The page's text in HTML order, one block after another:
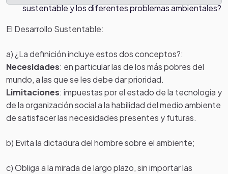
sustentable y los diferentes problemas ambientales?
El Desarrollo Sustentable:
a) ¿La definición incluye estos dos conceptos?:
Necesidades: en particular las de los más pobres del
mundo, a las que se les debe dar prioridad.
Limitaciones: impuestas por el estado de la tecnología y
de la organización social a la habilidad del medio ambiente
de satisfacer las necesidades presentes y futuras.
b) Evita la dictadura del hombre sobre el ambiente;
c) Obliga a la mirada de largo plazo, sin importar las